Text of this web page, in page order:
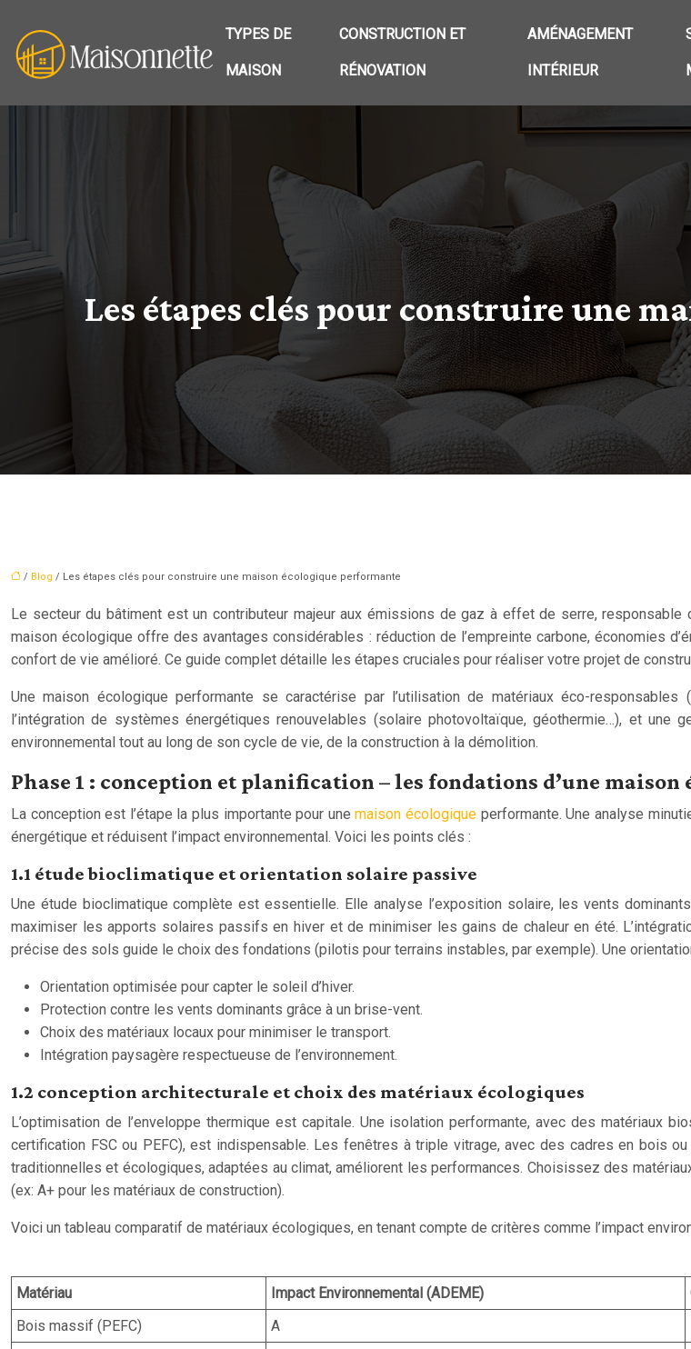
TYPES DE
MAISON
CONSTRUCTION ET
RÉNOVATION
AMÉNAGEMENT
INTÉRIEUR
Les étapes clés pour construire une
/ Blog / Les étapes clés pour construire une maison écologique performante
Le secteur du bâtiment est un contributeur majeur aux émissions de gaz à effet de serre,
maison écologique offre des avantages considérables : réduction de l’empreinte carbone, économies
confort de vie amélioré. Ce guide complet détaille les étapes cruciales pour réaliser votre projet de
Une maison écologique performante se caractérise par l’utilisation de matériaux éco-
l’intégration de systèmes énergétiques renouvelables (solaire photovoltaïque, géothermie…), et
environnemental tout au long de son cycle de vie, de la construction à la démolition.
Phase 1 : conception et planification – les fondations d’une maison
La conception est l’étape la plus importante pour unemaison écologique performante. Une analyse
énergétique et réduisent l’impact environnemental. Voici les points clés :
1.1 étude bioclimatique et orientation solaire passive
Une étude bioclimatique complète est essentielle. Elle analyse l’exposition solaire, les vents
maximiser les apports solaires passifs en hiver et de minimiser les gains de chaleur en été.
précise des sols guide le choix des fondations (pilotis pour terrains instables, par exemple). Une
Orientation optimisée pour capter le soleil d’hiver.
Protection contre les vents dominants grâce à un brise-vent.
Choix des matériaux locaux pour minimiser le transport.
Intégration paysagère respectueuse de l’environnement.
1.2 conception architecturale et choix des matériaux écologiques
L’optimisation de l’enveloppe thermique est capitale. Une isolation performante, avec des matériaux
certification FSC ou PEFC), est indispensable. Les fenêtres à triple vitrage, avec des cadres en bois
traditionnelles et écologiques, adaptées au climat, améliorent les performances. Choisissez des
(ex: A+ pour les matériaux de construction).
Voici un tableau comparatif de matériaux écologiques, en tenant compte de critères comme l’impact
Matériau Impact Environnemental (ADEME)
Bois massif (PEFC)
A